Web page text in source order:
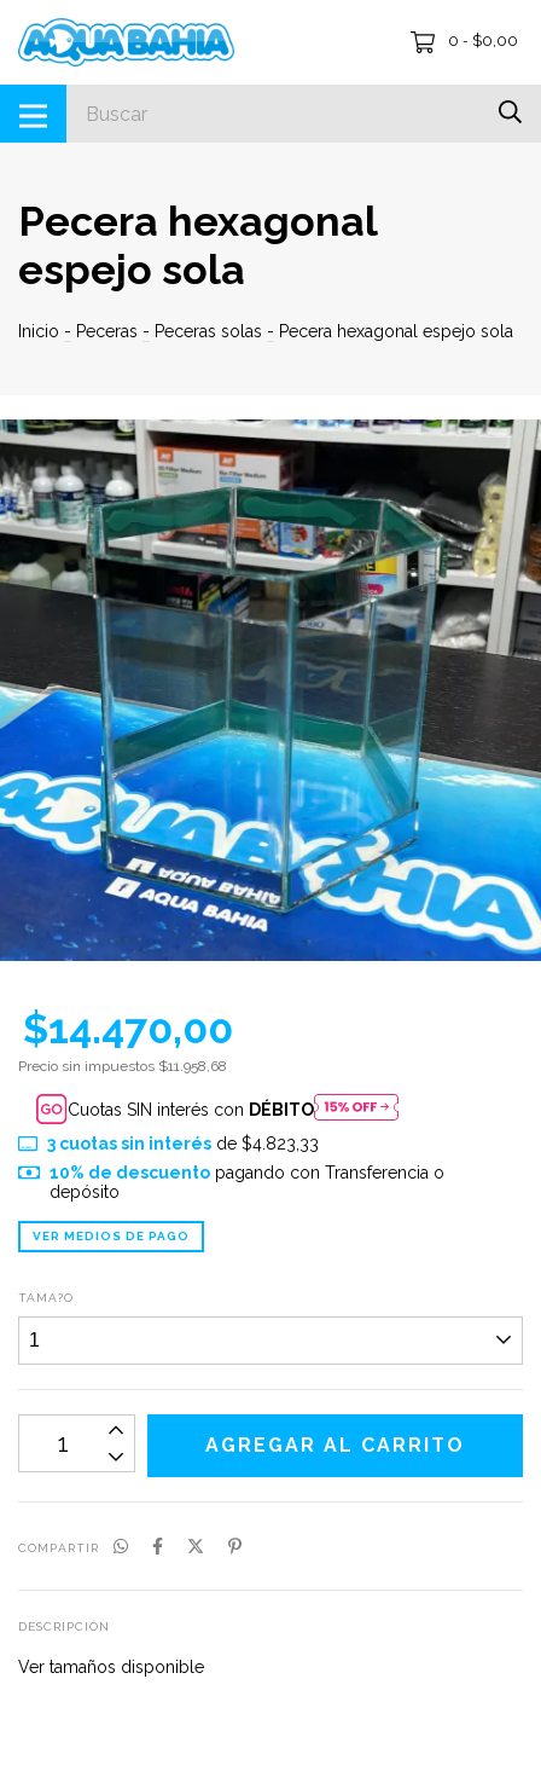
0 - $0,00
Pecera hexagonal
espejo sola
Inicio - Peceras - Peceras solas - Pecera hexagonal espejo sola
$14.470,00
Precio sin impuestos $11.958,68
Cuotas SIN interés con DÉBITO
3cuotas sin interésde $4.823,33
10% de descuentopagando con Transferencia o
depósito
VER MEDIOS DE PAGO
TAMA?O
COMPARTIR
DESCRIPCIÓN
Ver tamaños disponible